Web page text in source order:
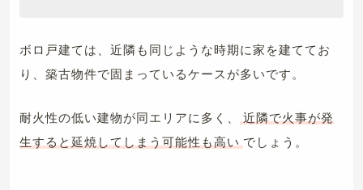
ボロ戸建ては、近隣も同じような時期に家を建ててお
り、築古物件で固まっているケースが多いです。
耐火性の低い建物が同エリアに多く、
近隣で火事が発
生すると延焼してしまう可能性も高い でしょう。